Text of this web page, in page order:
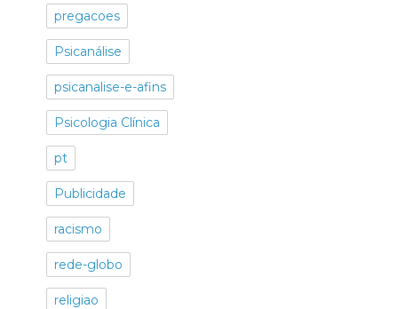
pregacoes
Psicanálise
psicanalise-e-afins
Psicologia Clínica
pt
Publicidade
racismo
rede-globo
religiao